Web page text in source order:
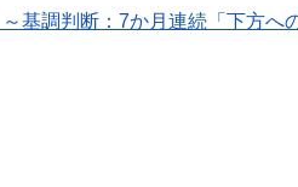
基調判断：7か月連続「下方へ